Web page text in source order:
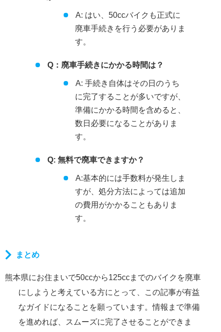
A: はい、50ccバイクも正式に
廃車手続きを行う必要がありま
す。
Q：廃車手続きにかかる時間は？
A: 手続き自体はその日のうち
に完了することが多いですが、
準備にかかる時間を含めると、
数日必要になることがありま
す。
Q: 無料で廃車できますか？
A:基本的には手数料が発生しま
すが、処分方法によっては追加
の費用がかかることもありま
す。
まとめ
熊本県にお住まいで50ccから125ccまでのバイクを廃車
にしようと考えている方にとって、この記事が有益
なガイドになることを願っています。情報まで準備
を進めれば、スムーズに完了させることができま